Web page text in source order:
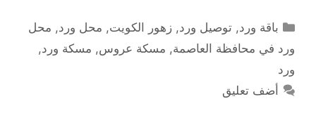
التصنيفات
باقة ورد,توصيل ورد,زهور الكويت, محل ورد, محل
ورد في محافظة العاصمة, مسكة عروس, مسكة ورد,
ورد
أضف تعليق